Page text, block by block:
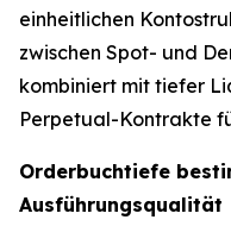
einheitlichen
zwischen Spot- und
kombiniert mit tiefer
Perpetual-Kontrakte
Orderbuchtiefe
Ausführungsqualität